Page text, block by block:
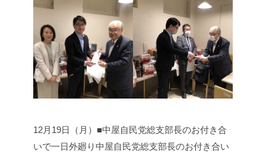
12月19日（月）■中屋自民党総支部長のお付き合
いで一日外廻り中屋自民党総支部長のお付き合い